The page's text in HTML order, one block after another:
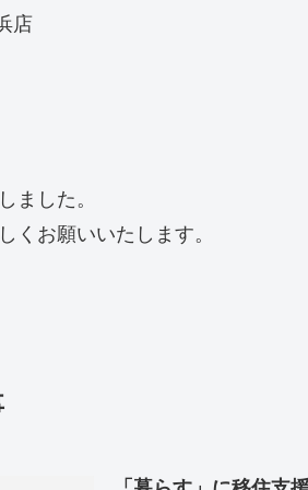
店
ました。
くお願いいたします。